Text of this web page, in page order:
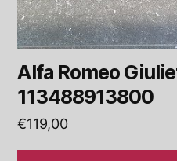
Alfa Romeo
113488913800
€119,00